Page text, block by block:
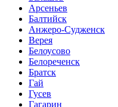
Арсеньев
Балтийск
Анжеро-Судженск
Верея
Белоусово
Белореченск
Братск
Гай
Гусев
Гагарин